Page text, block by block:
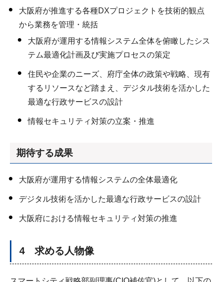
大阪府が推進する各種DXプロジェクトを技術的観点
から業務を管理・統括
大阪府が運用する情報システム全体を俯瞰したシス
テム最適化計画及び実施プロセスの策定
住民や企業のニーズ、府庁全体の政策や戦略、現有
するリソースなど踏まえ、デジタル技術を活かした
最適な行政サービスの設計
情報セキュリティ対策の立案・推進
期待する成果
大阪府が運用する情報システムの全体最適化
デジタル技術を活かした最適な行政サービスの設計
大阪府における情報セキュリティ対策の推進
4 求める人物像